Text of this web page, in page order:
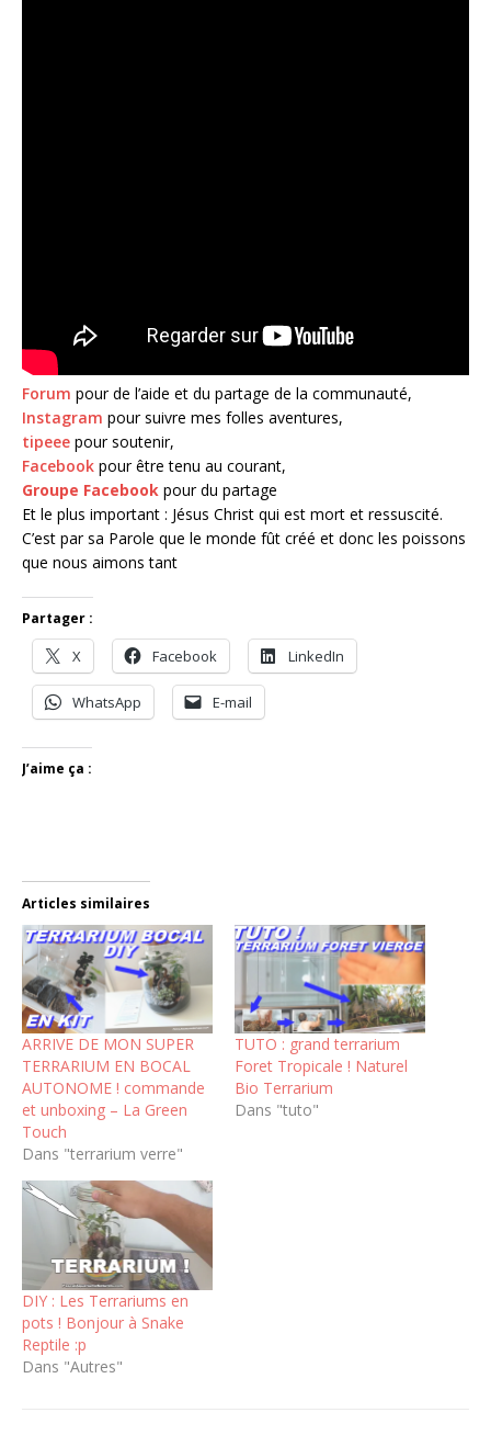
Forum pour de l’aide et du partage de la communauté,
Instagram pour suivre mes folles aventures,
tipeee pour soutenir,
Facebook pour être tenu au courant,
Groupe Facebook pour du partage
Et le plus important : Jésus Christ qui est mort et ressuscité.
C’est par sa Parole que le monde fût créé et donc les poissons
que nous aimons tant
Partager :
X Facebook LinkedIn
WhatsApp E-mail
J’aime ça :
Articles similaires
ARRIVE DE MON SUPER
TERRARIUM EN BOCAL
AUTONOME ! commande
et unboxing – La Green
Touch
Dans "terrarium verre"
TUTO : grand terrarium
Foret Tropicale ! Naturel
Bio Terrarium
Dans "tuto"
DIY : Les Terrariums en
pots ! Bonjour à Snake
Reptile :p
Dans "Autres"